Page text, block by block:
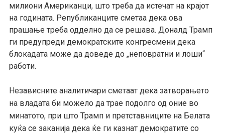
милиони Американци, што треба да истечат на крајот
на годината. Републиканците сметаа дека ова
прашање треба одделно да се решава. Доналд Трамп
ги предупреди демократските конгресмени дека
блокадата може да доведе до „неповратни и лоши“
работи.
Независните аналитичари сметаат дека затворањето
на владата би можело да трае подолго од оние во
минатото, при што Трамп и претставниците на Белата
куќа се заканија дека ќе ги казнат демократите со